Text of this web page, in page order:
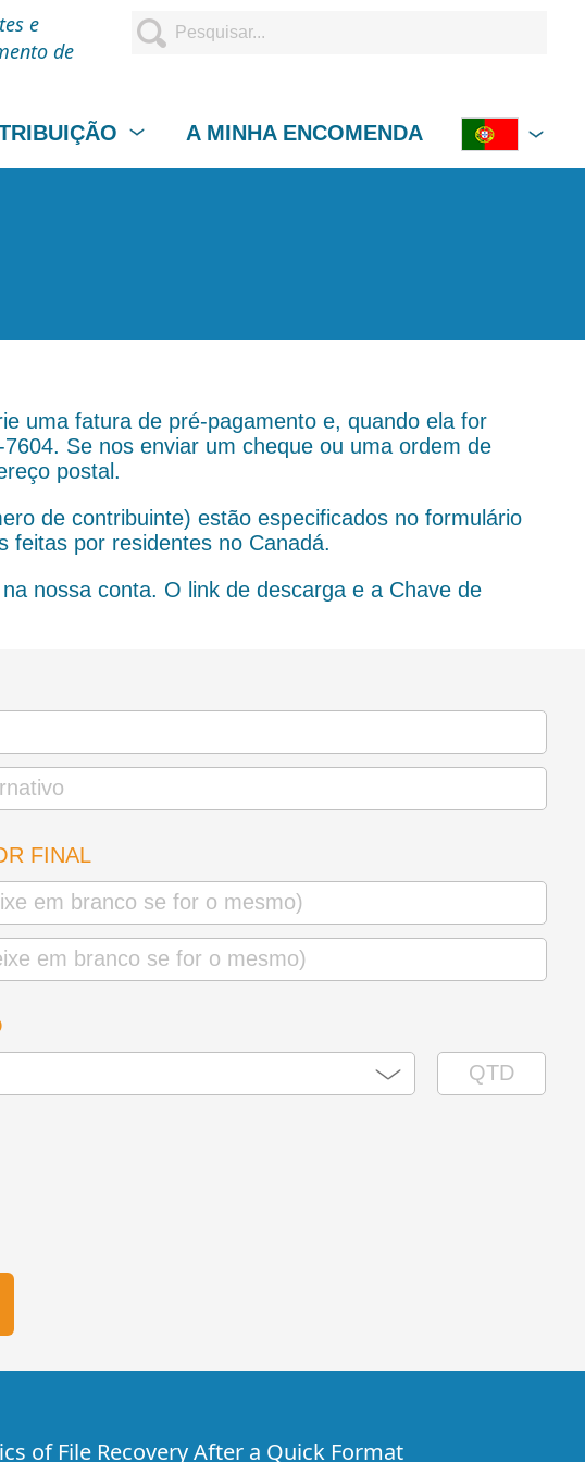
e
de
A MINHA ENCOMENDA
uma fatura de pré-pagamento e, quando ela for
Se nos enviar um cheque ou uma ordem de
postal.
de contribuinte) estão especificados no formulário
feitas por residentes no Canadá.
nossa conta. O link de descarga e a Chave de
FINAL
of File Recovery After a Quick Format